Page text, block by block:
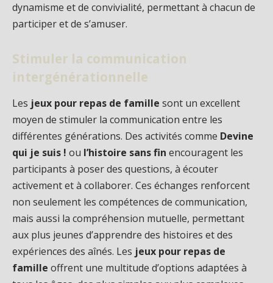
dynamisme et de convivialité, permettant à chacun de
participer et de s’amuser.
Stimuler la communication
intergénérationnelle
Les jeux pour repas de famille sont un excellent
moyen de stimuler la communication entre les
différentes générations. Des activités comme Devine
qui je suis ! ou l’histoire sans fin encouragent les
participants à poser des questions, à écouter
activement et à collaborer. Ces échanges renforcent
non seulement les compétences de communication,
mais aussi la compréhension mutuelle, permettant
aux plus jeunes d’apprendre des histoires et des
expériences des aînés. Les jeux pour repas de
famille offrent une multitude d’options adaptées à